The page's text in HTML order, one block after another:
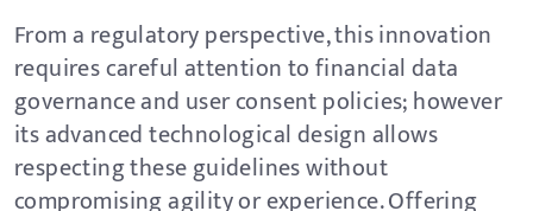
From a regulatory perspective, this innovation
requires careful attention to financial data
governance and user consent policies; however
its advanced technological design allows
respecting these guidelines without
compromising agility or experience. Offering